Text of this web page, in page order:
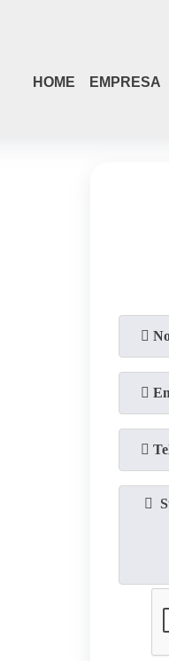
HOME EMPRESA